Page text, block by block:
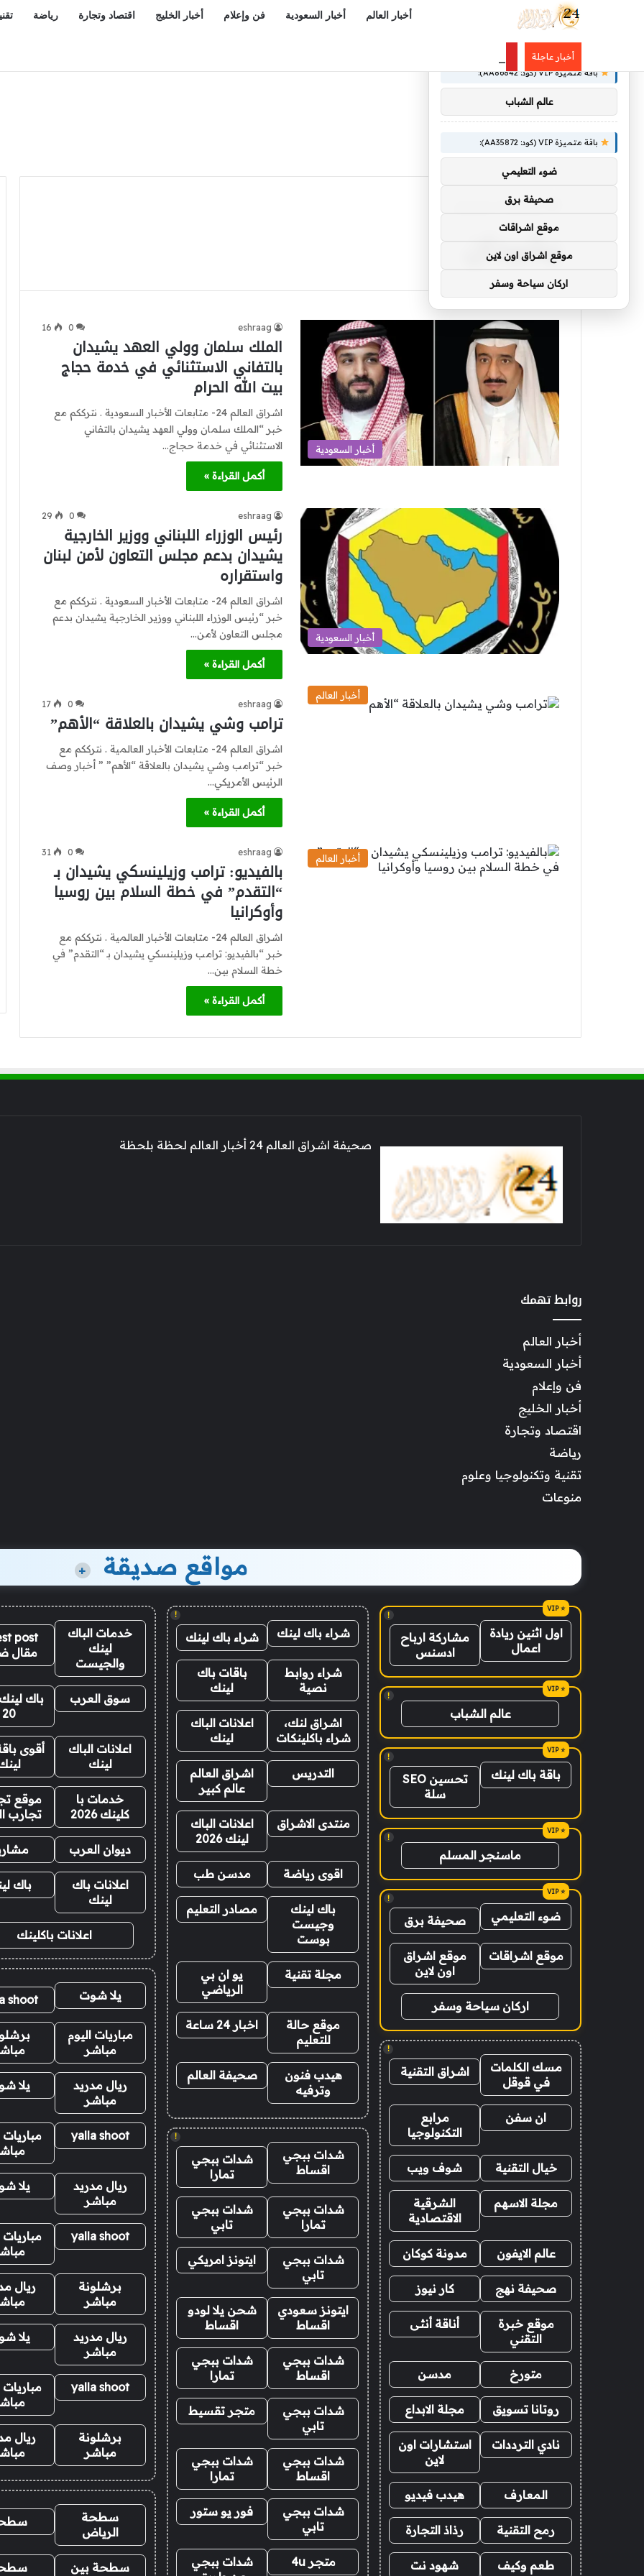
أخبار العالم أخبار السعودية فن وإعلام أخبار الخليج اقتصاد وتجارة رياضة
أخبار عاجلة
الرئيسية
يشيدان
أخبار السعودية
eshraag
0
16
الملك سلمان وولي العهد يشيدان
بالتفاني الاستثنائي في خدمة حجاج
بيت الله الحرام
اشراق العالم 24- متابعات الأخبار السعودية . نترككم مع
خبر “الملك سلمان وولي العهد يشيدان بالتفاني
الاستثنائي في خدمة حجاج…
أكمل القراءة »
أخبار السعودية
eshraag
0
29
رئيس الوزراء اللبناني ووزير الخارجية
يشيدان بدعم مجلس التعاون لأمن لبنان
واستقراره
اشراق العالم 24- متابعات الأخبار السعودية . نترككم مع
خبر “رئيس الوزراء اللبناني ووزير الخارجية يشيدان بدعم
مجلس التعاون لأمن…
أكمل القراءة »
أخبار العالم
eshraag
0
17
ترامب وشي يشيدان بالعلاقة “الأهم”
اشراق العالم 24- متابعات الأخبار العالمية . نترككم مع
خبر “ترامب وشي يشيدان بالعلاقة “الأهم” ” أخبار وصف
الرئيس الأمريكي…
أكمل القراءة »
أخبار العالم
eshraag
0
31
بالفيديو: ترامب وزيلينسكي يشيدان بـ
“التقدم” في خطة السلام بين روسيا
وأوكرانيا
اشراق العالم 24- متابعات الأخبار العالمية . نترككم مع
خبر “بالفيديو: ترامب وزيلينسكي يشيدان بـ “التقدم” في
خطة السلام بين…
أكمل القراءة »
صحيفة اشراق العالم 24 أخبار العالم لحظة بلحظة
روابط تهمك
أخبار العالم
أخبار السعودية
فن وإعلام
أخبار الخليج
اقتصاد وتجارة
رياضة
تقنية وتكنولوجيا وعلوم
منوعات
مواقع صديقة +
!
اول اثنين ريادة
اعمال
مشاركة ارباح
ادسنس
!
عالم الشباب
!
باقة باك لينك
تحسين SEO
سلة
!
ماسنجر المسلم
!
ضوء التعليمي صحيفة برق
موقع اشراقات
موقع اشراق
اون لاين
اركان سياحة وسفر
!
مسك الكلمات
في قوقل
اشراق التقنية
ان سفن
مرابع
التكنولوجيا
خيال التقنية شوف ويب
مجلة الاسهم
الشرقية
الاقتصادية
عالم الايفون مدونة كوكان
صحيفة نهج كار نيوز
موقع خبرة
التقني
أناقة أنثى
متورخ مدسن
روتانا تسويق مجلة الابداع
نادي الترددات
استشارات اون
لاين
المعارف هيدب فيديو
رمح التقنية رذاذ التجارة
طعم وكيف شهود نت
!
شراء باك لينك شراء باك لينك
شراء روابط
نصية
باقات باك
لينك
اشراق لنك،
شراء باكلينكات
اعلانات الباك
لينك
التدريس
اشراق العالم
عالم كبير
منتدى الاشراق
اعلانات الباك
لينك 2026
اقوى رياضة مدسن طب
باك لينك
وجيست
بوست
مصادر التعليم
مجلة تقنية
يو ان بي
الرياضي
موقع حالة
للتعليم
اخبار 24 ساعة
هيدب فنون
وترفيه
صحيفة العالم
!
شدات ببجي
اقساط
شدات ببجي
تمارا
شدات ببجي
تمارا
شدات ببجي
تابي
شدات ببجي
تابي
ايتونز امريكي
ايتونز سعودي
اقساط
شحن يلا لودو
اقساط
شدات ببجي
اقساط
شدات ببجي
تمارا
شدات ببجي
تابي
متجر تقسيط
شدات ببجي
اقساط
شدات ببجي
تمارا
شدات ببجي
تابي
فور يو ستور
متجر 4u
شدات ببجي
خدمات الباك
لينك
والجيست
post
مقال
سوق العرب
باك
20
اعلانات الباك
لينك
أقوى
خدمات با
كلينك 2026
موقع
تجارب
ديوان العرب
اعلانات باك
لينك
باك
اعلانات باكلينك
يلا شوت shoot
مباريات اليوم
مباشر
ريال مدريد
مباشر
يلا
yalla shoot
مباريات
ريال مدريد
مباشر
يلا
yalla shoot
مباريات
برشلونة
مباشر
ريال
ريال مدريد
مباشر
يلا
yalla shoot
مباريات
برشلونة
مباشر
ريال
سطحة
الرياض
سطحة بين
باقة متميزة VIP (كود: AA86842):
عالم الشباب
باقة متميزة VIP (كود: AA35872):
ضوء التعليمي
صحيفة برق
موقع اشراقات
موقع اشراق اون لاين
اركان سياحة وسفر